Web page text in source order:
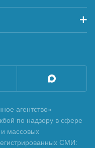
агентство»
по надзору в сфере
массовых
СМИ: